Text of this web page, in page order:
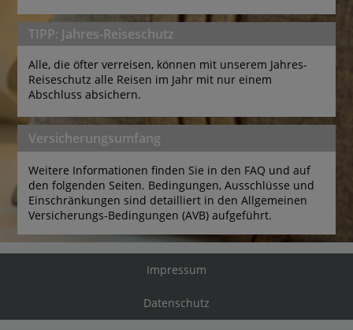
TIPP: Jahres-Reiseschutz
Alle, die öfter verreisen, können mit unserem Jahres-
Reiseschutz alle Reisen im Jahr mit nur einem
Abschluss absichern.
Versicherungsumfang
Weitere Informationen finden Sie in den FAQ und auf
den folgenden Seiten. Bedingungen, Ausschlüsse und
Einschränkungen sind detailliert in den Allgemeinen
Versicherungs-Bedingungen (AVB) aufgeführt.
Impressum
Datenschutz